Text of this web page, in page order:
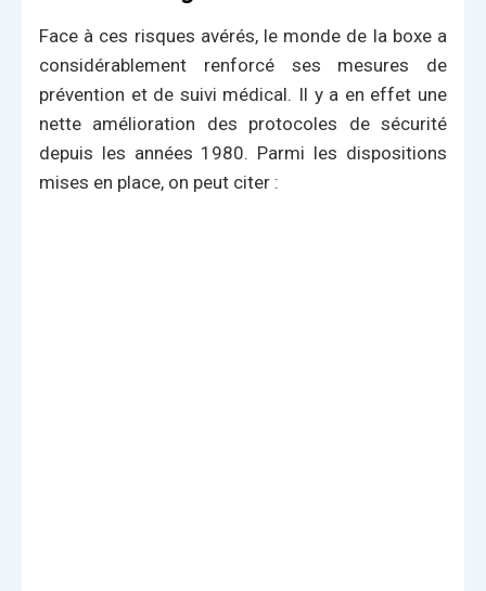
Face à ces risques avérés, le monde de la boxe a
considérablement renforcé ses mesures de
prévention et de suivi médical. Il y a en effet une
nette amélioration des protocoles de sécurité
depuis les années 1980. Parmi les dispositions
mises en place, on peut citer :